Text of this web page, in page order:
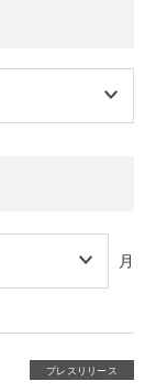
月
プレスリリース